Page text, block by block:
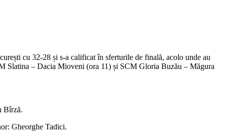
cu 32-28 și s-a calificat în sferturile de finală, acolo unde au
Slatina – Dacia Mioveni (ora 11) și SCM Gloria Buzău – Măgura
Bîrză.
Gheorghe Tadici.